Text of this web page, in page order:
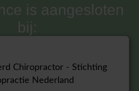
is aangesloten
bij: